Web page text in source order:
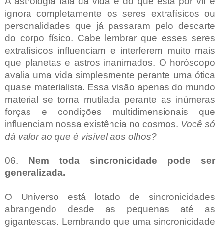
ignora completamente os seres extrafísicos ou
personalidades que já passaram pelo descarte
do corpo físico. Cabe lembrar que esses seres
extrafísicos influenciam e interferem muito mais
que planetas e astros inanimados. O horóscopo
avalia uma vida simplesmente perante uma ótica
quase materialista. Essa visão apenas do mundo
material se torna mutilada perante as inúmeras
forças e condições multidimensionais que
influenciam nossa existência no cosmos. Você só
dá valor ao que é visível aos olhos?
06. Nem toda sincronicidade pode ser
generalizada.
O Universo está lotado de sincronicidades
abrangendo desde as pequenas até as
gigantescas. Lembrando que uma sincronicidade